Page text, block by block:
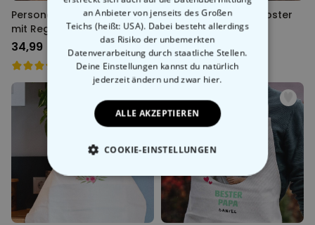
Personalisierbares Poster
mit Regeln
34,99 CHF
Personalisierbares Poster
mit 4 Fotos und Text
34,99 CHF
an Anbieter von jenseits des Großen
Teichs (heißt: USA). Dabei besteht allerdings
das Risiko der unbemerkten
Datenverarbeitung durch staatliche Stellen.
Deine Einstellungen kannst du natürlich
jederzeit ändern und zwar hier.
ALLE AKZEPTIEREN
COOKIE-EINSTELLUNGEN
ESSENTIELL
PERFORMANCE